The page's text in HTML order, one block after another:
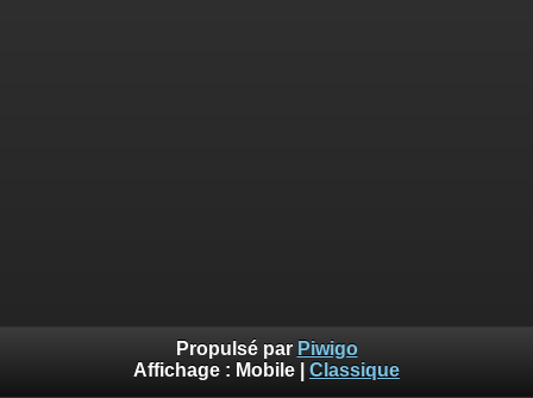
Propulsé par Piwigo
Affichage : Mobile Classique